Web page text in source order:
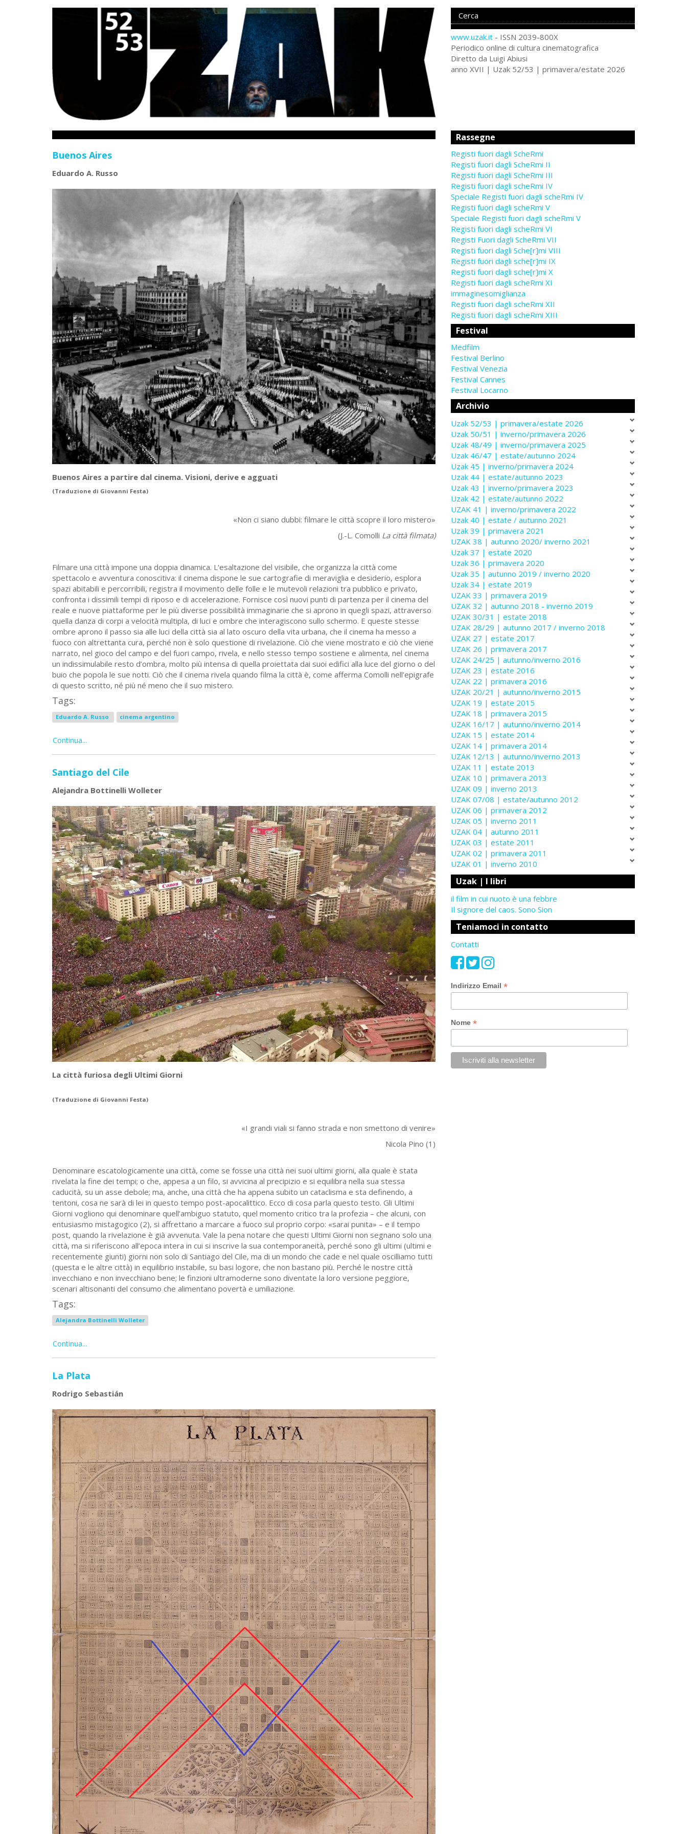
www.uzak.it - ISSN 2039-800X
Periodico online di cultura cinematografica
Diretto da Luigi Abiusi
anno XVII | Uzak 52/53 | primavera/estate 2026
Buenos Aires
Eduardo A. Russo
Buenos Aires a partire dal cinema. Visioni, derive e agguati
(Traduzione di Giovanni Festa)
«Non ci siano dubbi: filmare le città scopre il loro mistero»
(J.-L. Comolli La città filmata)
Filmare una città impone una doppia dinamica. L'esaltazione del visibile, che organizza la città come
spettacolo e avventura conoscitiva: il cinema dispone le sue cartografie di meraviglia e desiderio, esplora
spazi abitabili e percorribili, registra il movimento delle folle e le mutevoli relazioni tra pubblico e privato,
confronta i dissimili tempi di riposo e di accelerazione. Fornisce così nuovi punti di partenza per il cinema del
reale e nuove piattaforme per le più diverse possibilità immaginarie che si aprono in quegli spazi, attraverso
quella danza di corpi a velocità multipla, di luci e ombre che interagiscono sullo schermo. E queste stesse
ombre aprono il passo sia alle luci della città sia al lato oscuro della vita urbana, che il cinema ha messo a
fuoco con altrettanta cura, perché non è solo questione di rivelazione. Ciò che viene mostrato e ciò che viene
narrato, nel gioco del campo e del fuori campo, rivela, e nello stesso tempo sostiene e alimenta, nel cinema
un indissimulabile resto d’ombra, molto più intensa di quella proiettata dai suoi edifici alla luce del giorno o del
buio che popola le sue notti. Ciò che il cinema rivela quando filma la città è, come afferma Comolli nell’epigrafe
di questo scritto, né più né meno che il suo mistero.
Tags:
Eduardo A. Russo cinema argentino
Continua...
Santiago del Cile
Alejandra Bottinelli Wolleter
La città furiosa degli Ultimi Giorni
(Traduzione di Giovanni Festa)
«I grandi viali si fanno strada e non smettono di venire»
Nicola Pino (1)
Denominare escatologicamente una città, come se fosse una città nei suoi ultimi giorni, alla quale è stata
rivelata la fine dei tempi; o che, appesa a un filo, si avvicina al precipizio e si equilibra nella sua stessa
caducità, su un asse debole; ma, anche, una città che ha appena subito un cataclisma e sta definendo, a
tentoni, cosa ne sarà di lei in questo tempo post-apocalittico. Ecco di cosa parla questo testo. Gli Ultimi
Giorni vogliono qui denominare quell’ambiguo statuto, quel momento critico tra la profezia – che alcuni, con
entusiasmo mistagogico (2), si affrettano a marcare a fuoco sul proprio corpo: «sarai punita» – e il tempo
post, quando la rivelazione è già avvenuta. Vale la pena notare che questi Ultimi Giorni non segnano solo una
città, ma si riferiscono all’epoca intera in cui si inscrive la sua contemporaneità, perché sono gli ultimi (ultimi e
recentemente giunti) giorni non solo di Santiago del Cile, ma di un mondo che cade e nel quale oscilliamo tutti
(questa e le altre città) in equilibrio instabile, su basi logore, che non bastano più. Perché le nostre città
invecchiano e non invecchiano bene; le finzioni ultramoderne sono diventate la loro versione peggiore,
scenari altisonanti del consumo che alimentano povertà e umiliazione.
Tags:
Alejandra Bottinelli Wolleter
Continua...
La Plata
Rodrigo Sebastián
Rassegne
Registi fuori dagli ScheRmi
Registi fuori dagli ScheRmi II
Registi fuori dagli ScheRmi III
Registi fuori dagli scheRmi IV
Speciale Registi fuori dagli scheRmi IV
Registi fuori dagli scheRmi V
Speciale Registi fuori dagli scheRmi V
Registi fuori dagli scheRmi VI
Registi Fuori dagli ScheRmi VII
Registi fuori dagli Sche[r]mi VIII
Registi fuori dagli sche[r]mi IX
Registi fuori dagli sche[r]mi X
Registi fuori dagli scheRmi XI
immaginesomiglianza
Registi fuori dagli scheRmi XII
Registi fuori dagli scheRmi XIII
Festival
Medfilm
Festival Berlino
Festival Venezia
Festival Cannes
Festival Locarno
Archivio
Uzak 52/53 | primavera/estate 2026
Uzak 50/51 | inverno/primavera 2026
Uzak 48/49 | inverno/primavera 2025
Uzak 46/47 | estate/autunno 2024
Uzak 45 | inverno/primavera 2024
Uzak 44 | estate/autunno 2023
Uzak 43 | inverno/primavera 2023
Uzak 42 | estate/autunno 2022
UZAK 41 | inverno/primavera 2022
Uzak 40 | estate / autunno 2021
Uzak 39 | primavera 2021
UZAK 38 | autunno 2020/ inverno 2021
Uzak 37 | estate 2020
Uzak 36 | primavera 2020
Uzak 35 | autunno 2019 / inverno 2020
Uzak 34 | estate 2019
UZAK 33 | primavera 2019
UZAK 32 | autunno 2018 - inverno 2019
UZAK 30/31 | estate 2018
UZAK 28/29 | autunno 2017 / inverno 2018
UZAK 27 | estate 2017
UZAK 26 | primavera 2017
UZAK 24/25 | autunno/inverno 2016
UZAK 23 | estate 2016
UZAK 22 | primavera 2016
UZAK 20/21 | autunno/inverno 2015
UZAK 19 | estate 2015
UZAK 18 | primavera 2015
UZAK 16/17 | autunno/inverno 2014
UZAK 15 | estate 2014
UZAK 14 | primavera 2014
UZAK 12/13 | autunno/inverno 2013
UZAK 11 | estate 2013
UZAK 10 | primavera 2013
UZAK 09 | inverno 2013
UZAK 07/08 | estate/autunno 2012
UZAK 06 | primavera 2012
UZAK 05 | inverno 2011
UZAK 04 | autunno 2011
UZAK 03 | estate 2011
UZAK 02 | primavera 2011
UZAK 01 | inverno 2010
Uzak | I libri
il film in cui nuoto è una febbre
Il signore del caos. Sono Sion
Teniamoci in contatto
Contatti
Indirizzo Email *
Nome *